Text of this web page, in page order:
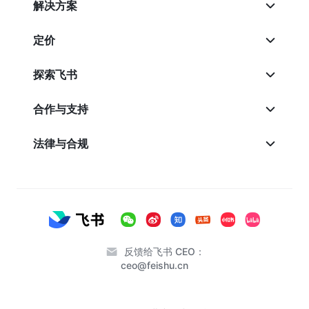
解决方案
定价
探索飞书
合作与支持
法律与合规
反馈给飞书 CEO：
ceo@feishu.cn